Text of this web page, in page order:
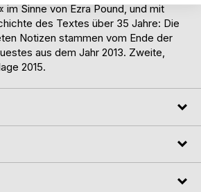
im Sinne von Ezra Pound, und mit
des Textes über 35 Jahre: Die
Notizen stammen vom Ende der
aus dem Jahr 2013. Zweite,
2015.